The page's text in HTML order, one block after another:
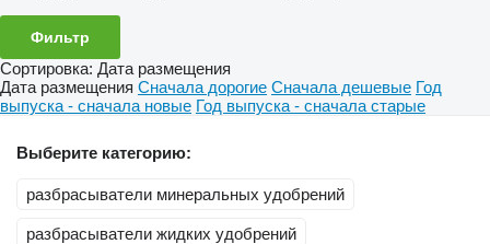
Фильтр
Сортировка: Дата размещения
Дата размещения Сначала дорогие Сначала дешевые Год
выпуска - сначала новые Год выпуска - сначала старые
Выберите категорию:
разбрасыватели минеральных удобрений
разбрасыватели жидких удобрений